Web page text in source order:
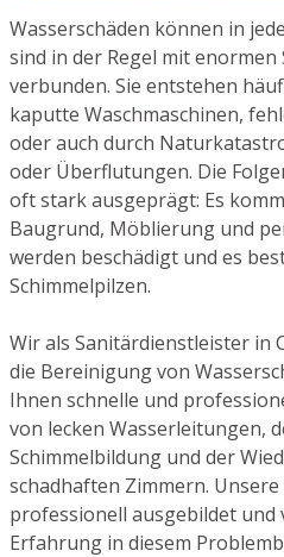
Wasserschäden können in
sind in der Regel mit enormen
verbunden. Sie entstehen
kaputte Waschmaschinen,
oder auch durch
oder Überflutungen. Die
oft stark ausgeprägt: Es
Baugrund, Möblierung und
werden beschädigt und es
Schimmelpilzen.
Wir als Sanitärdienstleister in
die Bereinigung von
Ihnen schnelle und
von lecken Wasserleitungen,
Schimmelbildung und der
schadhaften Zimmern.
professionell ausgebildet
Erfahrung in diesem